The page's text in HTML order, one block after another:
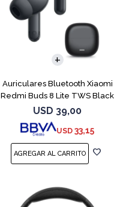
Auriculares Bluetooth Xiaomi
Redmi Buds 8 Lite TWS Black
USD 39,00
USD 33,15